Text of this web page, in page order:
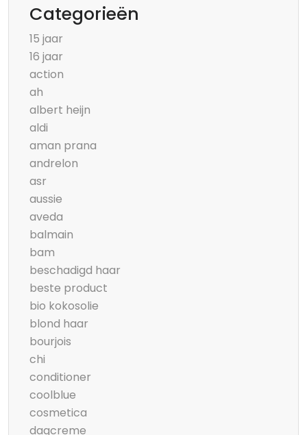
Categorieën
15 jaar
16 jaar
action
ah
albert heijn
aldi
aman prana
andrelon
asr
aussie
aveda
balmain
bam
beschadigd haar
beste product
bio kokosolie
blond haar
bourjois
chi
conditioner
coolblue
cosmetica
dagcreme